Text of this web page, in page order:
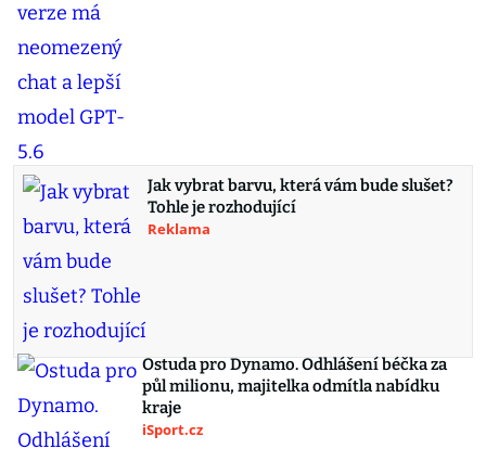
Jak vybrat barvu, která vám bude slušet?
Tohle je rozhodující
Reklama
Ostuda pro Dynamo. Odhlášení béčka za
půl milionu, majitelka odmítla nabídku
kraje
iSport.cz